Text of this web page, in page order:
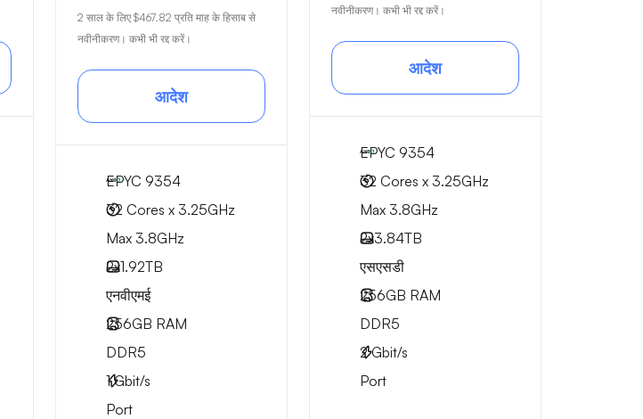
2 साल के लिए $467.82 प्रति माह के हिसाब से
नवीनीकरण। कभी भी रद्द करें।
आदेश
EPYC 9354
32 Cores x 3.25GHz
Max 3.8GHz
2x1.92TB
एनवीएमई
256GB RAM
DDR5
1Gbit/s
Port
नवीनीकरण। कभी भी रद्द करें।
आदेश
EPYC 9354
32 Cores x 3.25GHz
Max 3.8GHz
2x3.84TB
एसएसडी
256GB RAM
DDR5
2Gbit/s
Port